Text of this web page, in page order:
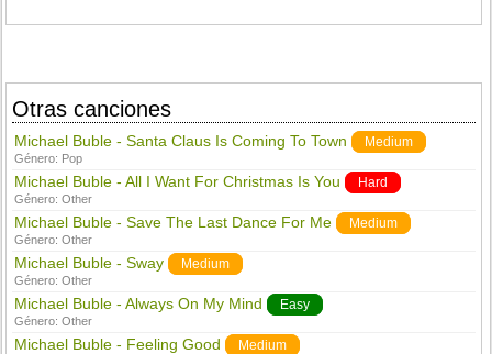
Otras canciones
Michael Buble - Santa Claus Is Coming To Town Medium
Género: Pop
Michael Buble - All I Want For Christmas Is You Hard
Género:Other
Michael Buble - Save The Last Dance For Me Medium
Género:Other
Michael Buble - Sway Medium
Género:Other
Michael Buble - Always On My Mind Easy
Género:Other
Michael Buble - Feeling Good Medium